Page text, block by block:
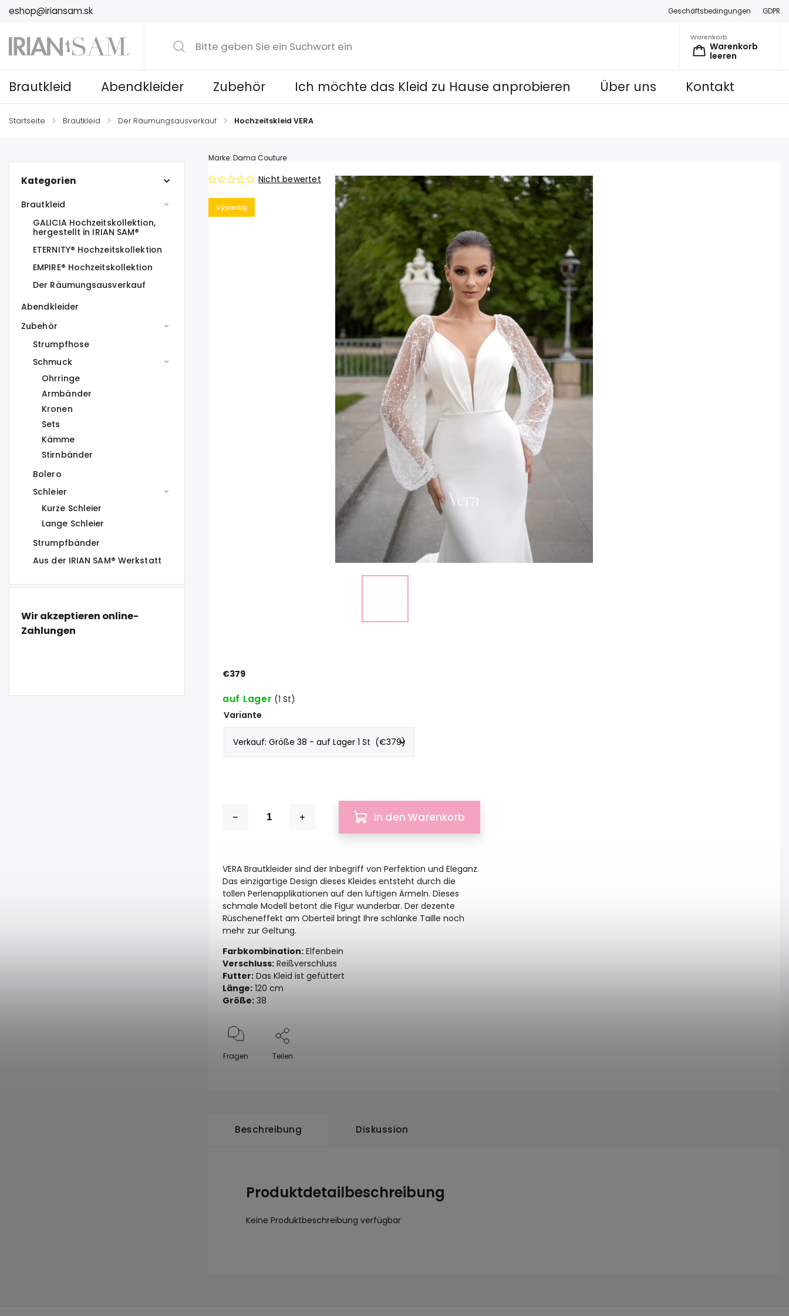
eshop@iriansam.sk Geschäftsbedingungen GDPR
Warenkorb
Warenkorb
leeren
Brautkleid Abendkleider Zubehör Ich möchte das Kleid zu Hause anprobieren Über uns Kontakt
Startseite / Brautkleid / Der Räumungsausverkauf / Hochzeitskleid VERA
Kategorien
Brautkleid
GALICIA Hochzeitskollektion,
hergestellt in IRIAN SAM®
ETERNITY® Hochzeitskollektion
EMPIRE® Hochzeitskollektion
Der Räumungsausverkauf
Abendkleider
Zubehör
Strumpfhose
Schmuck
Ohrringe
Armbänder
Kronen
Sets
Kämme
Stirnbänder
Bolero
Schleier
Kurze Schleier
Lange Schleier
Strumpfbänder
Aus der IRIAN SAM® Werkstatt
Wir akzeptieren online-
Zahlungen
Výpredaj
Nicht bewertet
Marke: Dama Couture
€379
auf Lager (1 St)
Variante
In den Warenkorb
VERA Brautkleider sind der Inbegriff von Perfektion und Eleganz.
Das einzigartige Design dieses Kleides entsteht durch die
tollen Perlenapplikationen auf den luftigen Ärmeln. Dieses
schmale Modell betont die Figur wunderbar. Der dezente
Rüscheneffekt am Oberteil bringt Ihre schlanke Taille noch
mehr zur Geltung.
Farbkombination: Elfenbein
Verschluss: Reißverschluss
Futter: Das Kleid ist gefüttert
Länge: 120 cm
Größe: 38
Fragen Teilen
Beschreibung Diskussion
Produktdetailbeschreibung
Keine Produktbeschreibung verfügbar